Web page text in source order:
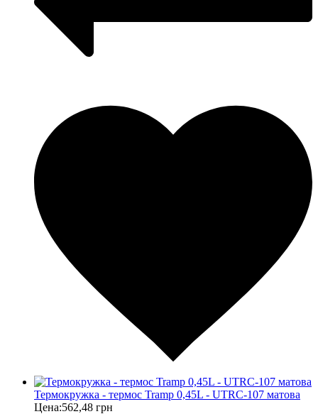
Термокружка - термос Tramp 0,45L - UTRC-107 матова
Цена:562,48 грн